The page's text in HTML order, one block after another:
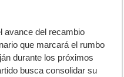
avance del recambio
que marcará el rumbo
durante los próximos
busca consolidar su